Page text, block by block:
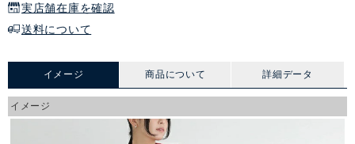
実店舗在庫を確認
送料について
イメージ 商品について 詳細データ
イメージ